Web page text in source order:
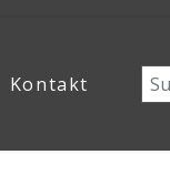
Kontakt